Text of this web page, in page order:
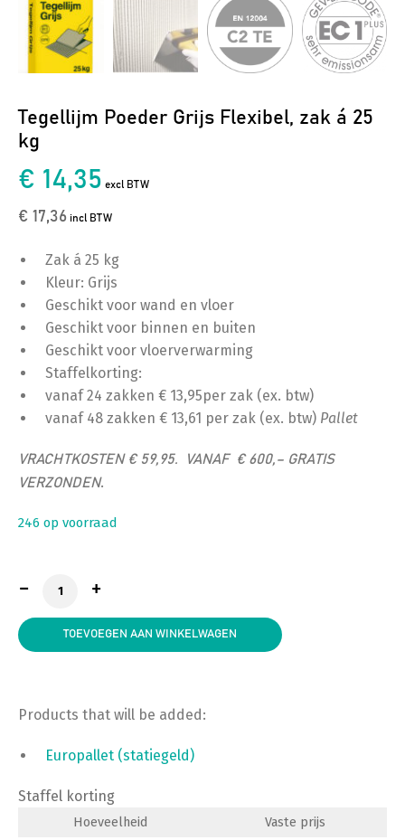
Tegellijm Poeder Grijs Flexibel, zak á 25
kg
€ 14,35 excl BTW
€ 17,36 incl BTW
Zak á 25 kg
Kleur: Grijs
Geschikt voor wand en vloer
Geschikt voor binnen en buiten
Geschikt voor vloerverwarming
Staffelkorting:
vanaf 24 zakken € 13,95per zak (ex. btw)
vanaf 48 zakken € 13,61 per zak (ex. btw) Pallet
VRACHTKOSTEN € 59,95. VANAF € 600,– GRATIS
VERZONDEN.
246 op voorraad
Tegellijm Poeder Grijs Flexibel, zak á 25 kg aantal
TOEVOEGEN AAN WINKELWAGEN
Products that will be added:
Europallet (statiegeld)
Staffel korting
Hoeveelheid
Vaste prijs